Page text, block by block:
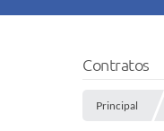
Contratos
Principal